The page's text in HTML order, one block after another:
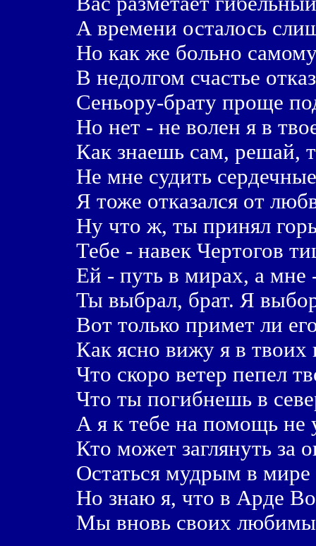
А времени осталось
Но как же больно
В недолгом счастье
Сеньору-брату проще
Но нет - не волен я в
Как знаешь сам, решай,
Не мне судить
Я тоже отказался от
Ну что ж, ты принял
Тебе - навек Чертогов
Ей - путь в мирах, а мне
Ты выбрал, брат. Я
Вот только примет ли
Как ясно вижу я в твоих
Что скоро ветер пепел
Что ты погибнешь в
А я к тебе на помощь
Кто может заглянуть за
Остаться мудрым в
Но знаю я, что в Арде
Мы вновь своих